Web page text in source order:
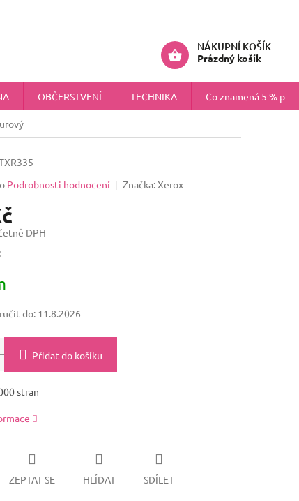
NÁKUPNÍ KOŠÍK
Prázdný košík
OBČERSTVENÍ TECHNIKA Co znamená 5 %
Podrobnosti hodnocení Značka:Xerox
DPH
do: 11.8.2026
Přidat do košíku
stran
ZEPTAT SE HLÍDAT SDÍLET